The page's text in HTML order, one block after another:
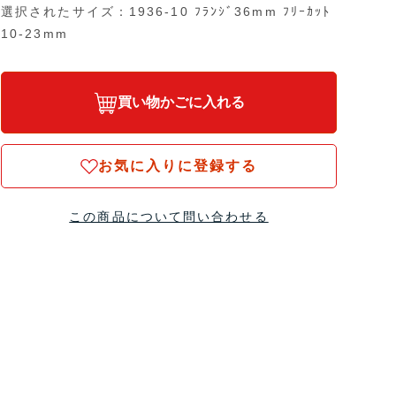
選択されたサイズ：1936-10 ﾌﾗﾝｼﾞ36mm ﾌﾘｰｶｯﾄ
10-23mm
買い物かごに入れる
お気に入りに登録する
この商品について問い合わせる